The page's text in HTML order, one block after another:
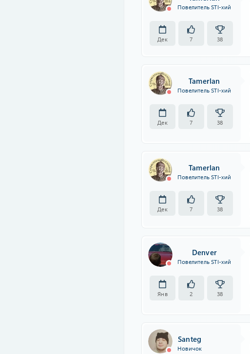
Повелитель STI-хий
Дек 7 38
Tamerlan
Повелитель STI-хий
Дек 7 38
Tamerlan
Повелитель STI-хий
Дек 7 38
Denver
Повелитель STI-хий
Янв 2 38
Santeg
Новичок